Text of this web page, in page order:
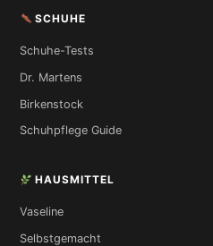
SCHUHE
Schuhe-Tests
Dr. Martens
Birkenstock
Schuhpflege Guide
HAUSMITTEL
Vaseline
Selbstgemacht